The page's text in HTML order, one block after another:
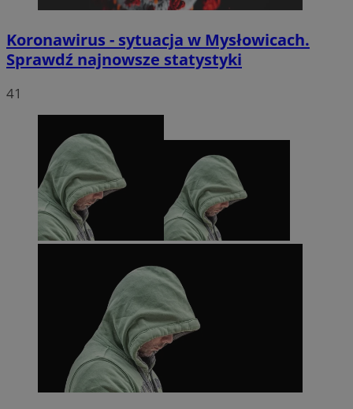
Koronawirus - sytuacja w Mysłowicach.
Sprawdź najnowsze statystyki
41